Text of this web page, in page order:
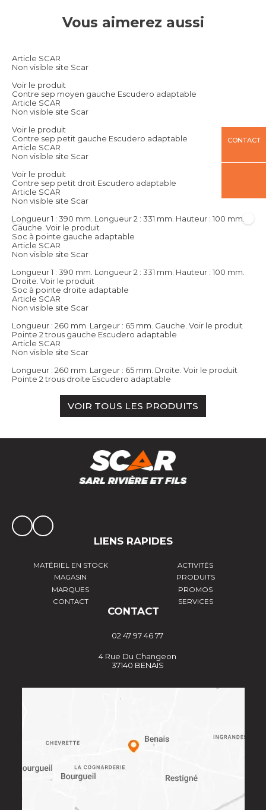
Vous aimerez aussi
Article SCAR
Non visible site Scar
Voir le produit
Contre sep moyen gauche Escudero adaptable
Article SCAR
Non visible site Scar
Voir le produit
Contre sep petit gauche Escudero adaptable
Article SCAR
Non visible site Scar
Voir le produit
Contre sep petit droit Escudero adaptable
Article SCAR
Non visible site Scar
Longueur 1 : 390 mm. Longueur 2 : 331 mm. Hauteur : 100 mm.
Gauche. Voir le produit
Soc à pointe gauche adaptable
Article SCAR
Non visible site Scar
Longueur 1 : 390 mm. Longueur 2 : 331 mm. Hauteur : 100 mm.
Droite. Voir le produit
Soc à pointe droite adaptable
Article SCAR
Non visible site Scar
Longueur : 260 mm. Largeur : 65 mm. Gauche. Voir le produit
Pointe 2 trous gauche Escudero adaptable
Article SCAR
Non visible site Scar
Longueur : 260 mm. Largeur : 65 mm. Droite. Voir le produit
Pointe 2 trous droite Escudero adaptable
VOIR TOUS LES PRODUITS
CONTACT
LIENS RAPIDES
MATÉRIEL EN STOCK
ACTIVITÉS
MAGASIN
PRODUITS
MARQUES
PROMOS
CONTACT
SERVICES
CONTACT
02 47 97 46 77
4 Rue Du Changeon
37140 BENAIS